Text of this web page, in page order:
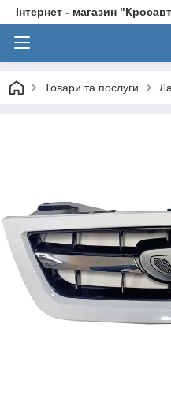
Інтернет - магазин
Товари та послуги